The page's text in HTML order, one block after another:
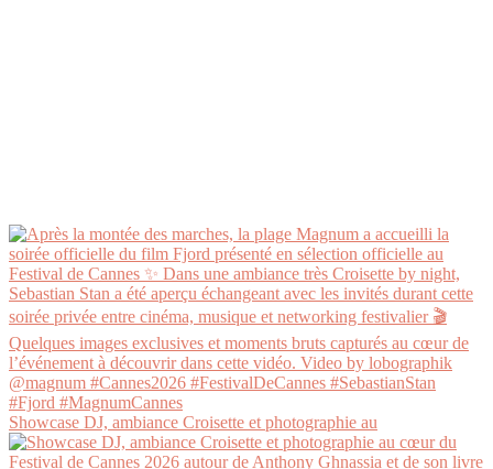
Showcase DJ, ambiance Croisette et photographie au